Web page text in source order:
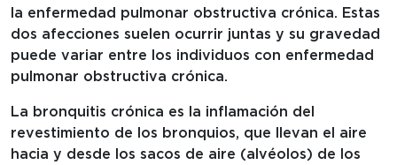
la enfermedad pulmonar obstructiva crónica. Estas
dos afecciones suelen ocurrir juntas y su gravedad
puede variar entre los individuos con enfermedad
pulmonar obstructiva crónica.
La bronquitis crónica es la inflamación del
revestimiento de los bronquios, que llevan el aire
hacia y desde los sacos de aire (alvéolos) de los